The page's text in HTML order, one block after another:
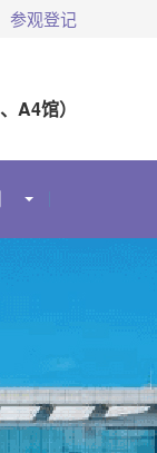
参观登记
A4馆）